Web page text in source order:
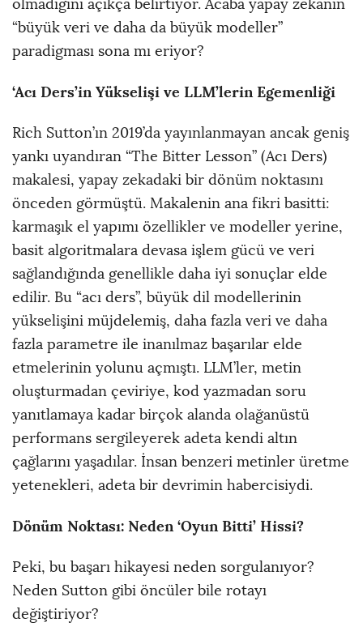
olmadığını açıkça belirtiyor. Acaba yapay zekanın
“büyük veri ve daha da büyük modeller”
paradigması sona mı eriyor?
‘Acı Ders’in Yükselişi ve LLM’lerin Egemenliği
Rich Sutton’ın 2019’da yayınlanmayan ancak geniş
yankı uyandıran “The Bitter Lesson” (Acı Ders)
makalesi, yapay zekadaki bir dönüm noktasını
önceden görmüştü. Makalenin ana fikri basitti:
karmaşık el yapımı özellikler ve modeller yerine,
basit algoritmalara devasa işlem gücü ve veri
sağlandığında genellikle daha iyi sonuçlar elde
edilir. Bu “acı ders”, büyük dil modellerinin
yükselişini müjdelemiş, daha fazla veri ve daha
fazla parametre ile inanılmaz başarılar elde
etmelerinin yolunu açmıştı. LLM’ler, metin
oluşturmadan çeviriye, kod yazmadan soru
yanıtlamaya kadar birçok alanda olağanüstü
performans sergileyerek adeta kendi altın
çağlarını yaşadılar. İnsan benzeri metinler üretme
yetenekleri, adeta bir devrimin habercisiydi.
Dönüm Noktası: Neden ‘Oyun Bitti’ Hissi?
Peki, bu başarı hikayesi neden sorgulanıyor?
Neden Sutton gibi öncüler bile rotayı
değiştiriyor?